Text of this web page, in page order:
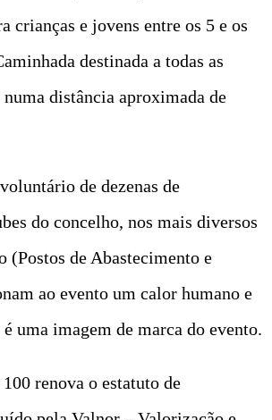
crianças e jovens entre os 5 e os
destinada a todas as
distância aproximada de
de dezenas de
do concelho, nos mais diversos
(Postos de Abastecimento e
ao evento um calor humano e
uma imagem de marca do evento.
renova o estatuto de